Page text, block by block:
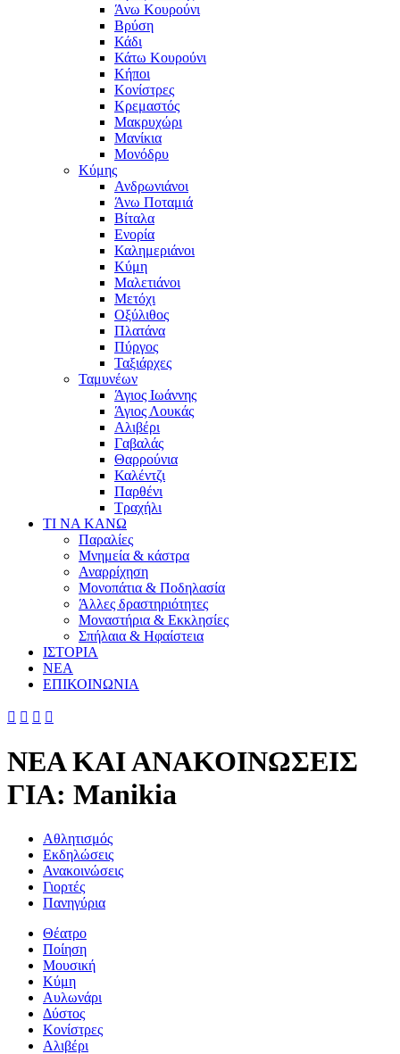
Άνω Κουρούνι
Βρύση
Κάδι
Κάτω Κουρούνι
Κήποι
Κονίστρες
Κρεμαστός
Μακρυχώρι
Μανίκια
Μονόδρυ
Κύμης
Ανδρωνιάνοι
Άνω Ποταμιά
Βίταλα
Ενορία
Καλημεριάνοι
Κύμη
Μαλετιάνοι
Μετόχι
Οξύλιθος
Πλατάνα
Πύργος
Ταξιάρχες
Ταμυνέων
Άγιος Ιωάννης
Άγιος Λουκάς
Αλιβέρι
Γαβαλάς
Θαρρούνια
Καλέντζι
Παρθένι
Τραχήλι
ΤΙ ΝΑ ΚΑΝΩ
Παραλίες
Μνημεία & κάστρα
Αναρρίχηση
Μονοπάτια & Ποδηλασία
Άλλες δραστηριότητες
Μοναστήρια & Εκκλησίες
Σπήλαια & Ηφαίστεια
ΙΣΤΟΡΙΑ
ΝΕΑ
ΕΠΙΚΟΙΝΩΝΙΑ
   
ΝΕΑ ΚΑΙ ΑΝΑΚΟΙΝΩΣΕΙΣ
ΓΙΑ: Manikia
Αθλητισμός
Εκδηλώσεις
Ανακοινώσεις
Γιορτές
Πανηγύρια
Θέατρο
Ποίηση
Μουσική
Κύμη
Αυλωνάρι
Δύστος
Κονίστρες
Αλιβέρι